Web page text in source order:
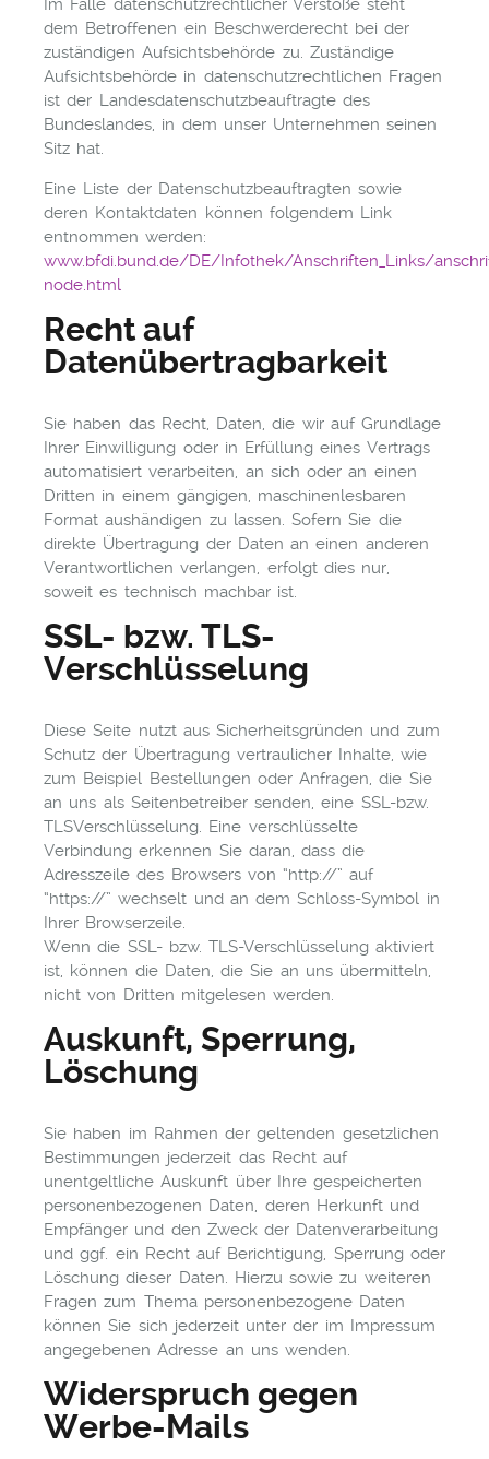
Im Falle datenschutzrechtlicher Verstöße steht
dem Betroffenen ein Beschwerderecht bei der
zuständigen Aufsichtsbehörde zu. Zuständige
Aufsichtsbehörde in datenschutzrechtlichen Fragen
ist der Landesdatenschutzbeauftragte des
Bundeslandes, in dem unser Unternehmen seinen
Sitz hat.
Eine Liste der Datenschutzbeauftragten sowie
deren Kontaktdaten können folgendem Link
entnommen werden:
www.bfdi.bund.de/DE/Infothek/Anschriften_Links/
node.html
Recht auf
Datenübertragbarkeit
Sie haben das Recht, Daten, die wir auf Grundlage
Ihrer Einwilligung oder in Erfüllung eines Vertrags
automatisiert verarbeiten, an sich oder an einen
Dritten in einem gängigen, maschinenlesbaren
Format aushändigen zu lassen. Sofern Sie die
direkte Übertragung der Daten an einen anderen
Verantwortlichen verlangen, erfolgt dies nur,
soweit es technisch machbar ist.
SSL- bzw. TLS-
Verschlüsselung
Diese Seite nutzt aus Sicherheitsgründen und zum
Schutz der Übertragung vertraulicher Inhalte, wie
zum Beispiel Bestellungen oder Anfragen, die Sie
an uns als Seitenbetreiber senden, eine SSL-bzw.
TLSVerschlüsselung. Eine verschlüsselte
Verbindung erkennen Sie daran, dass die
Adresszeile des Browsers von “http://” auf
“https://” wechselt und an dem Schloss-Symbol in
Ihrer Browserzeile.
Wenn die SSL- bzw. TLS-Verschlüsselung aktiviert
ist, können die Daten, die Sie an uns übermitteln,
nicht von Dritten mitgelesen werden.
Auskunft, Sperrung,
Löschung
Sie haben im Rahmen der geltenden gesetzlichen
Bestimmungen jederzeit das Recht auf
unentgeltliche Auskunft über Ihre gespeicherten
personenbezogenen Daten, deren Herkunft und
Empfänger und den Zweck der Datenverarbeitung
und ggf. ein Recht auf Berichtigung, Sperrung oder
Löschung dieser Daten. Hierzu sowie zu weiteren
Fragen zum Thema personenbezogene Daten
können Sie sich jederzeit unter der im Impressum
angegebenen Adresse an uns wenden.
Widerspruch gegen
Werbe-Mails